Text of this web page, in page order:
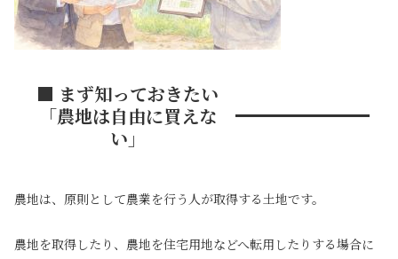
■ まず知っておきたい
「農地は自由に買えな
い」
農地は、原則として農業を行う人が取得する土地です。
農地を取得したり、農地を住宅用地などへ転用したりする場合に